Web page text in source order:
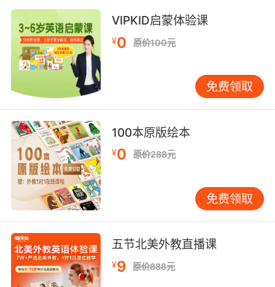
were celebrating.
我听到你庆祝时手镯的响声了
10. Take? I'll explain with a memorable jingle.
带走吗 我会在一段令人难忘的音乐中解释
VIPKID启蒙体验课
¥0 原价100元
免费领取
100本原版绘本
¥0 原价288元
免费领取
五节北美外教直播课
¥9 原价888元